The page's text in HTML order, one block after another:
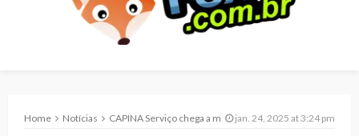
Home Notícias CAPINA Serviço chega a mais lugaresjan. 24, 2025 at 3:24 pm